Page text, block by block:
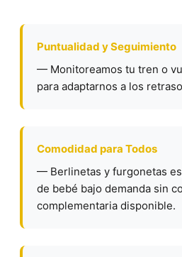
Puntualidad y Seguimiento
— Monitoreamos tu tren o
para adaptarnos a los
Comodidad para Todos
— Berlinetas y furgonetas
de bebé bajo demanda sin
complementaria disponible.